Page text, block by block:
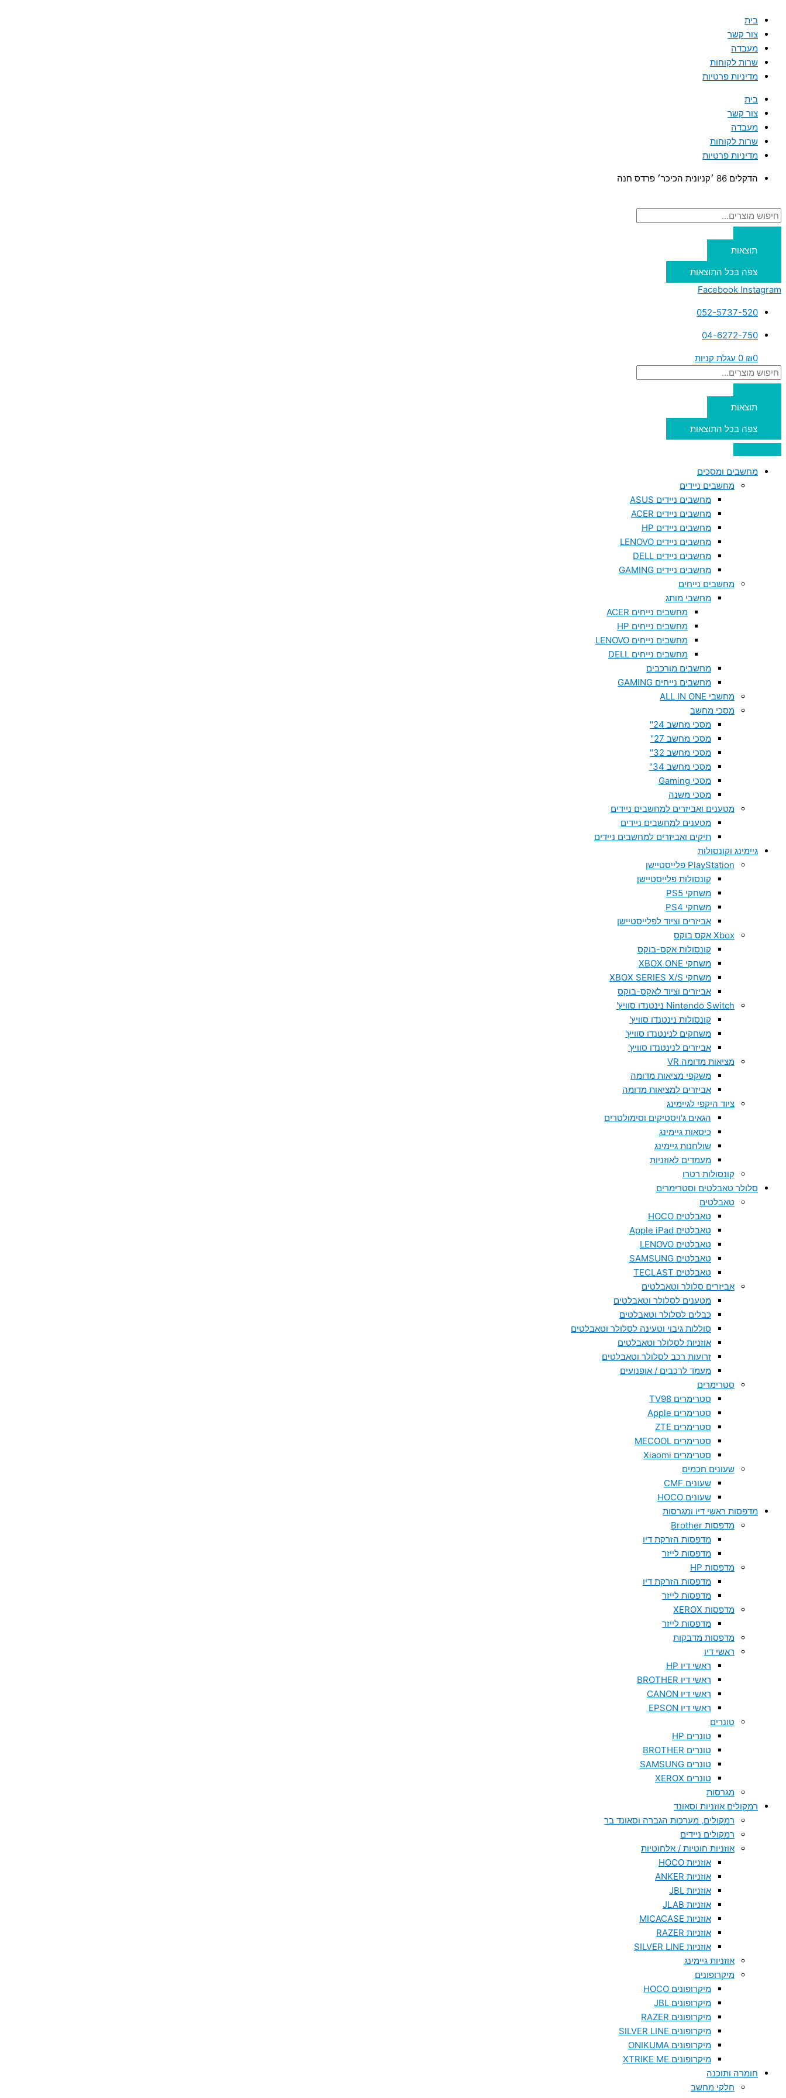
לתוכן
בית
צור קשר
מעבדה
שרות לקוחות
מדיניות פרטיות
בית
צור קשר
מעבדה
שרות לקוחות
מדיניות פרטיות
הדקלים 86 ׳קניונית הכיכר׳ פרדס חנה
תוצאות
צפה בכל התוצאות
Facebook Instagram
052-5737-520
04-6272-750
₪0
0 עגלת קניות
תוצאות
צפה בכל התוצאות
מחשבים ומסכים
מחשבים ניידים
מחשבים ניידים ASUS
מחשבים ניידים ACER
מחשבים ניידים HP
מחשבים ניידים LENOVO
מחשבים ניידים DELL
מחשבים ניידים GAMING
מחשבים נייחים
מחשבי מותג
מחשבים נייחים ACER
מחשבים נייחים HP
מחשבים נייחים LENOVO
מחשבים נייחים DELL
מחשבים מורכבים
מחשבים נייחים GAMING
מחשבי ALL IN ONE
מסכי מחשב
מסכי מחשב 24"
מסכי מחשב 27"
מסכי מחשב 32"
מסכי מחשב 34"
מסכי Gaming
מסכי משנה
מטענים ואביזרים למחשבים ניידים
מטענים למחשבים ניידים
תיקים ואביזרים למחשבים ניידים
גיימינג וקונסולות
PlayStation פלייסטיישן
קונסולות פלייסטיישן
משחקי PS5
משחקי PS4
אביזרים וציוד לפלייסטיישן
Xbox אקס בוקס
קונסולות אקס-בוקס
משחקי XBOX ONE
משחקי XBOX SERIES X/S
אביזרים וציוד לאקס-בוקס
Nintendo Switch נינטנדו סוויץ'
קונסולות נינטנדו סוויץ'
משחקים לנינטנדו סוויץ'
אביזרים לנינטנדו סוויץ'
מציאות מדומה VR
משקפי מציאות מדומה
אביזרים למציאות מדומה
ציוד היקפי לגיימינג
הגאים ג'ויסטיקים וסימולטרים
כיסאות גיימינג
שולחנות גיימינג
מעמדים לאוזניות
קונסולות רטרו
סלולר טאבלטים וסטרימרים
טאבלטים
טאבלטים HOCO
טאבלטים Apple iPad
טאבלטים LENOVO
טאבלטים SAMSUNG
טאבלטים TECLAST
אביזרים סלולר וטאבלטים
מטענים לסלולר וטאבלטים
כבלים לסלולר וטאבלטים
סוללות גיבוי וטעינה לסלולר וטאבלטים
אוזניות לסלולר וטאבלטים
זרועות רכב לסלולר וטאבלטים
מעמד לרכבים / אופנועים
סטרימרים
סטרימרים TV98
סטרימרים Apple
סטרימרים ZTE
סטרימרים MECOOL
סטרימרים Xiaomi
שעונים חכמים
שעונים CMF
שעונים HOCO
מדפסות ראשי דיו ומגרסות
מדפסות Brother
מדפסות הזרקת דיו
מדפסות לייזר
מדפסות HP
מדפסות הזרקת דיו
מדפסות לייזר
מדפסות XEROX
מדפסות לייזר
מדפסות מדבקות
ראשי דיו
ראשי דיו HP
ראשי דיו BROTHER
ראשי דיו CANON
ראשי דיו EPSON
טונרים
טונרים HP
טונרים BROTHER
טונרים SAMSUNG
טונרים XEROX
מגרסות
רמקולים אוזניות וסאונד
רמקולים, מערכות הגברה וסאונד בר
רמקולים ניידים
אוזניות חוטיות / אלחוטיות
אוזניות HOCO
אוזניות ANKER
אוזניות JBL
אוזניות JLAB
אוזניות MICACASE
אוזניות RAZER
אוזניות SILVER LINE
אוזניות גיימינג
מיקרופונים
מיקרופונים HOCO
מיקרופונים JBL
מיקרופונים RAZER
מיקרופונים SILVER LINE
מיקרופונים ONIKUMA
מיקרופונים XTRIKE ME
חומרה ותוכנה
חלקי מחשב